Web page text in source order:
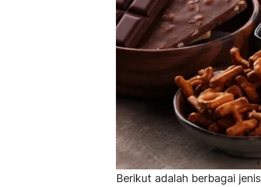
Berikut adalah berbagai jenis